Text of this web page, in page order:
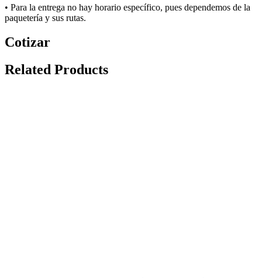
• Para la entrega no hay horario específico, pues dependemos de la
paquetería y sus rutas.
Cotizar
Related Products